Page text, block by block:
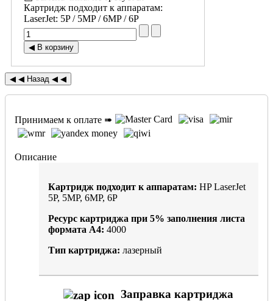
Картридж подходит к аппаратам:
LaserJet: 5P / 5MP / 6MP / 6P
Принимаем к оплате ➠
Описание
Картридж подходит к аппаратам: HP LaserJet
5P, 5MP, 6MP, 6P
Ресурс картриджа при 5% заполнения листа
формата А4: 4000
Тип картриджа: лазерный
Заправка картриджа